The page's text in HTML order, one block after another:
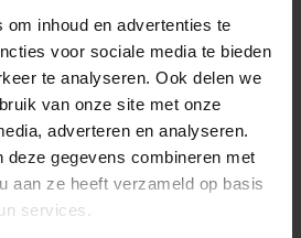
om inhoud en advertenties te
voor sociale media te bieden
te analyseren. Ook delen we
van onze site met onze
adverteren en analyseren.
deze gegevens combineren met
aan ze heeft verzameld op basis
services.